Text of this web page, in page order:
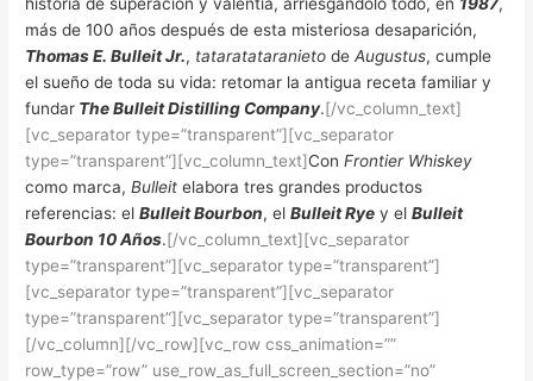
más de 100 años después de esta misteriosa desaparición,
Thomas E. Bulleit Jr., tataratataranieto deAugustus, cumple
el sueño de toda su vida: retomar la antigua receta familiar y
fundar The Bulleit Distilling Company.[/vc_column_text]
[vc_separator type=”transparent”][vc_separator
type=”transparent”][vc_column_text]ConFrontier Whiskey
como marca,Bulleit elabora tres grandes productos
referencias: elBulleit Bourbon, elBulleit Rye y elBulleit
Bourbon 10 Años.[/vc_column_text][vc_separator
type=”transparent”][vc_separator type=”transparent”]
[vc_separator type=”transparent”][vc_separator
type=”transparent”][vc_separator type=”transparent”]
[/vc_column][/vc_row][vc_row css_animation=””
row_type=”row” use_row_as_full_screen_section=”no”